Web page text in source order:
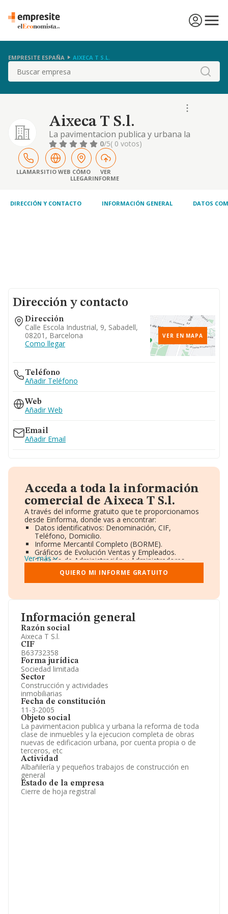
EMPRESITE ESPAÑA AIXECA T S.L.
Buscar
Aixeca T S.l.
La pavimentacion publica y urbana la
reforma de toda clase de inmuebles y la
ejecucion completa de obras nuevas de
edificacion urbana, por cuenta propia o de
terceros, etc
0/5( 0 votos)
LLAMARSITIO WEB CÓMO
LLEGAR
VER
INFORME
DIRECCIÓN Y CONTACTO INFORMACIÓN GENERAL DATOS
Información general
Razón social
Aixeca T S.l.
CIF
B63732358
Forma jurídica
Sociedad limitada
Sector
Construcción y actividades
inmobiliarias
Fecha de constitución
11-3-2005
Objeto social
La pavimentacion publica y urbana la reforma de toda
clase de inmuebles y la ejecucion completa de obras
nuevas de edificacion urbana, por cuenta propia o de
terceros, etc
Actividad
Albañilería y pequeños trabajos de construcción en
general
Estado de la empresa
Cierre de hoja registral
Dirección y contacto
Dirección
Calle Escola Industrial, 9, Sabadell,
08201, Barcelona
Como llegar
VER EN MAPA
Teléfono
Añadir Teléfono
Web
Añadir Web
Email
Añadir Email
Acceda a toda la información
comercial de Aixeca T S.l.
A través del informe gratuito que te proporcionamos
desde Einforma, donde vas a encontrar:
Datos identificativos: Denominación, CIF,
Teléfono, Domicilio.
Informe Mercantil Completo (BORME).
Gráficos de Evolución Ventas y Empleados.
Consejo de Administración y Administradores.
Directivos y Ejecutivos.
Accionistas.
Participaciones y Vinculaciones en otras empresas.
Información oficial y registral complementaria.
Ver más
QUIERO MI INFORME GRATUITO